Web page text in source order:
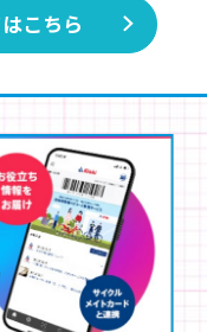
こちら